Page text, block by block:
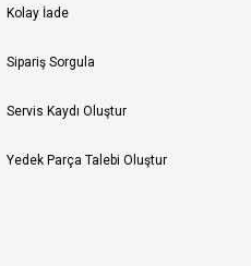
Kolay İade
Sipariş Sorgula
Servis Kaydı Oluştur
Yedek Parça Talebi Oluştur